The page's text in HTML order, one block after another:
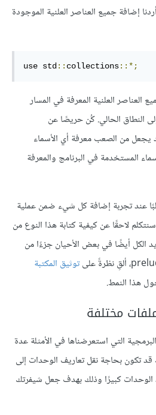
إضافة جميع العناصر العلنية الموجودة
use std :: collections::*;
العناصر العلنية المعرفة في المسار
النطاق الحالي. كُن حريصًا عن
يجعل من الصعب معرفة أي الأسماء
المستخدمة في البرنامج والمعرفة
عند تجربة إضافة كل شيء ضمن عملية
لاحقًا عن كيفية كتابة هذا النوع من
الكل أيضًا في بعض الأحيان جزءًا من
توثيق المكتبة
هذا النمط.
مختلفة
التي استعرضناها في الأمثلة عدة
تكون بحاجة نقل تعاريف الوحدات إلى
كبيرًا وذلك بهدف جعل شيفرتك